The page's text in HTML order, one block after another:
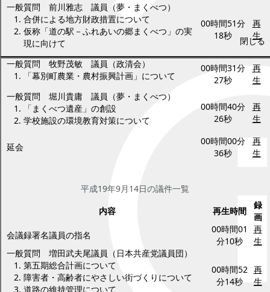
閉じる
一般質問 前川雅志 議員（夢・まくべつ）
合併による地方財政措置について
仮称「道の駅－ふれあいの郷まくべつ」の実
現に向けて
00時間51分
18秒
再
生
一般質問 牧野茂敏 議員（政清会）
「幕別町農業・農村振興計画」について
00時間31分
27秒
再
生
一般質問 堀川貴庸 議員（夢・まくべつ）
「まくべつ遺産」の創設
学校施設の環境教育対策について
00時間40分
26秒
再
生
延会
00時間00分
36秒
再
生
平成19年9月14日の議件一覧
内容
再生時間
録
画
会議録署名議員の指名
00時間01
分10秒
再
生
一般質問 増田武夫尾議員（日本共産党議員団）
第五期総合計画について
障害者・高齢者にやさしい街づくりについて
道路の維持管理について
00時間52
分14秒
再
生